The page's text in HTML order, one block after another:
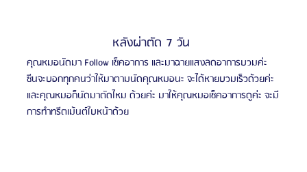
หลังผ่าตัด 7 วัน
คุณหมอนัดมา Follow เช็คอาการ และมาฉายแสงลดอาการบวมค่ะ
ซีนจะบอกทุกคนว่าให้มาตามนัดคุณหมอนะ จะได้หายบวมเร็วด้วยค่ะ
และคุณหมอก็นัดมาตัดไหม ด้วยค่ะ มาให้คุณหมอเช็คอาการดูค่ะ จะมี
การทำทรีตเม้นต์ใบหน้าด้วย